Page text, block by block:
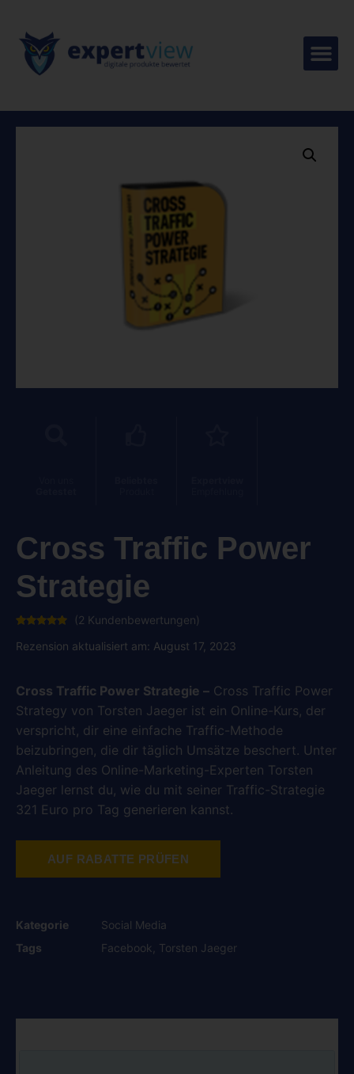
Cross Traffic Power
Strategie
mit5.00
von 5,
(2 Kundenbewertungen)
Rezension aktualisiert am: August 17, 2023
Cross Traffic Power Strategie – Cross Traffic Power
Strategy von Torsten Jaeger ist ein Online-Kurs, der
verspricht, dir eine einfache Traffic-Methode
beizubringen, die dir täglich Umsätze beschert. Unter
Anleitung des Online-Marketing-Experten Torsten
Jaeger lernst du, wie du mit seiner Traffic-Strategie
321 Euro pro Tag generieren kannst.
AUF RABATTE PRÜFEN
Kategorie
Social Media
Tags
Facebook Torsten Jaeger